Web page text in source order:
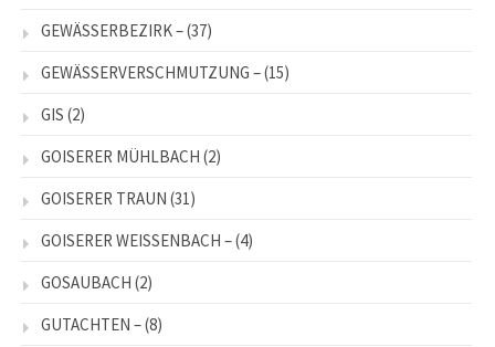
GEWÄSSERBEZIRK –(37)
GEWÄSSERVERSCHMUTZUNG –(15)
GIS (2)
GOISERER MÜHLBACH (2)
GOISERER TRAUN (31)
GOISERER WEISSENBACH –(4)
GOSAUBACH (2)
GUTACHTEN –(8)